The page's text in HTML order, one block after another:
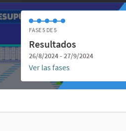
FASE 5 DE 5
Resultados
26/8/2024 - 27/9/2024
Ver las fases